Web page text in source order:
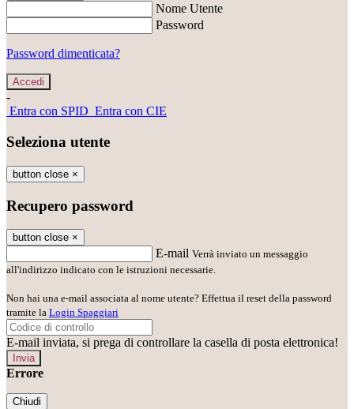
Nome Utente
Password
Password dimenticata?
-
Entra con SPID Entra con CIE
Seleziona utente
button close ×
Recupero password
button close ×
E-mail Verrà inviato un messaggio
all'indirizzo indicato con le istruzioni necessarie.
Non hai una e-mail associata al nome utente? Effettua il reset della password
tramite la Login Spaggiari
E-mail inviata, si prega di controllare la casella di posta elettronica!
Errore
Chiudi